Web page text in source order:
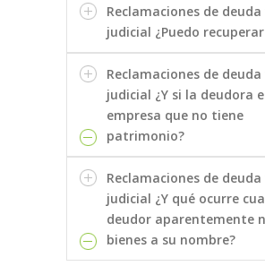
Reclamaciones de deuda
judicial ¿Puedo recuperar
Reclamaciones de deuda
judicial ¿Y si la deudora
empresa que no tiene
patrimonio?
Reclamaciones de deuda
judicial ¿Y qué ocurre
deudor aparentemente
bienes a su nombre?